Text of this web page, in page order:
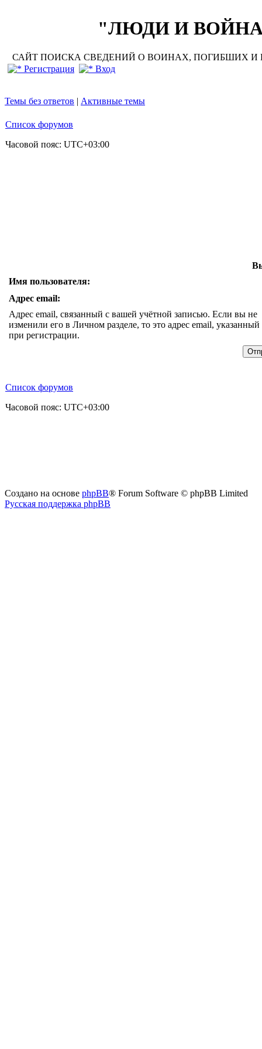
"ЛЮДИ И ВОЙНА"
САЙТ ПОИСКА СВЕДЕНИЙ О ВОИНАХ, ПОГИБШИХ И
Регистрация
Вход
Темы без ответов | Активные темы
Список форумов
Часовой пояс: UTC+03:00
Имя пользователя:
Адрес email:
Адрес email, связанный с вашей учётной записью. Если вы не
изменили его в Личном разделе, то это адрес email,
при регистрации.
Список форумов
Часовой пояс: UTC+03:00
Создано на основе phpBB® Forum Software © phpBB Limited
Русская поддержка phpBB